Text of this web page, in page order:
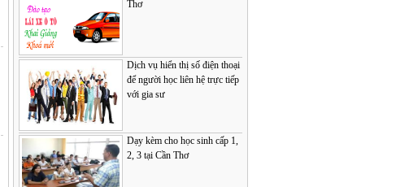
Thơ
Dịch vụ hiển thị số điện thoại
để người học liên hệ trực tiếp
với gia sư
Dạy kèm cho học sinh cấp 1,
2, 3 tại Cần Thơ